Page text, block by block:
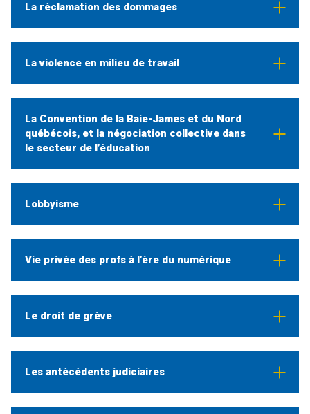
La réclamation des dommages
La violence en milieu de travail
La Convention de la Baie-James et du Nord
québécois, et la négociation collective dans
le secteur de l’éducation
Lobbyisme
Vie privée des profs à l’ère du numérique
Le droit de grève
Les antécédents judiciaires